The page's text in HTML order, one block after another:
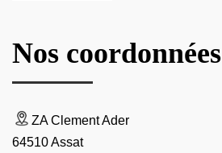
Nos coordonnées
ZA Clement Ader
64510 Assat